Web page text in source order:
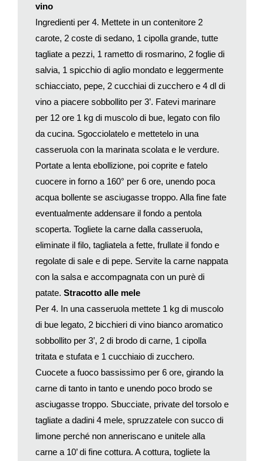
Aprite le ostriche a caldo. Immergetele nel latte, sgocciolatele
bene, infarinatele e scrollate l’eccesso di farina. Friggetele in
abbondante olio di semi di arachide caldo per 3’, scolatele,
passatele su carta assorbente e salatele. Spruzzatele con
succo di limone emulsionato con salsa Worcester e Tabasco
prima di gustarle.
Ostriche in besciamella
l’acqua interna. Fate una pseudo besciamella con 10 g di
farina, 10 g di burro e 1 bicchiere di acqua delle ostriche, se
non bastasse unite altra acqua. Profumatela con 1 grattatina di
noce moscata, 1 pizzico di sale, eventualmente, e 1 punta di
pepe di Cayenna. Mettete 1 cucchiaino di besciamella sulla
valva concava, sopra 1 ostrica e ricoprite con altra
besciamella. Spolverizzate con abbondante pangrattato tostato
e, poco prima di servire, grigliate per 2’.
vino
Ingredienti per 4. Mettete in un contenitore 2
carote, 2 coste di sedano, 1 cipolla grande, tutte
tagliate a pezzi, 1 rametto di rosmarino, 2 foglie di
salvia, 1 spicchio di aglio mondato e leggermente
schiacciato, pepe, 2 cucchiai di zucchero e 4 dl di
vino a piacere sobbollito per 3’. Fatevi marinare
per 12 ore 1 kg di muscolo di bue, legato con filo
da cucina. Sgocciolatelo e mettetelo in una
casseruola con la marinata scolata e le verdure.
Portate a lenta ebollizione, poi coprite e fatelo
cuocere in forno a 160° per 6 ore, unendo poca
acqua bollente se asciugasse troppo. Alla fine fate
eventualmente addensare il fondo a pentola
scoperta. Togliete la carne dalla casseruola,
eliminate il filo, tagliatela a fette, frullate il fondo e
regolate di sale e di pepe. Servite la carne nappata
con la salsa e accompagnata con un purè di
patate. Stracotto alle mele
Per 4. In una casseruola mettete 1 kg di muscolo
di bue legato, 2 bicchieri di vino bianco aromatico
sobbollito per 3’, 2 di brodo di carne, 1 cipolla
tritata e stufata e 1 cucchiaio di zucchero.
Cuocete a fuoco bassissimo per 6 ore, girando la
carne di tanto in tanto e unendo poco brodo se
asciugasse troppo. Sbucciate, private del torsolo e
tagliate a dadini 4 mele, spruzzatele con succo di
limone perché non anneriscano e unitele alla
carne a 10’ di fine cottura. A cottura, togliete la